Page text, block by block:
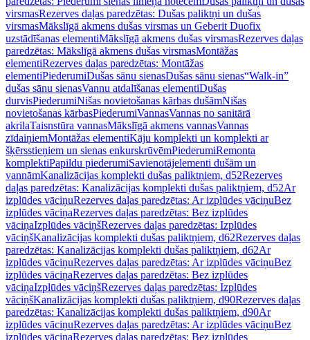
virsmasRezerves daļas paredzētas: Dušas paliktņi un dušas
virsmasMākslīgā akmens dušas virsmas un Geberit Duofix
uzstādīšanas elementiMākslīgā akmens dušas virsmasRezerves daļas
paredzētas: Mākslīgā akmens dušas virsmasMontāžas
elementiRezerves daļas paredzētas: Montāžas
elementiPiederumiDušas sānu sienasDušas sānu sienas“Walk-in”
dušas sānu sienasVannu atdalīšanas elementiDušas
durvisPiederumiNišas novietošanas kārbas dušāmNišas
novietošanas kārbasPiederumiVannasVannas no sanitārā
akrilaTaisnstūra vannasMākslīgā akmens vannasVannas
zīdaiņiemMontāžas elementiKāju komplekti un komplekti ar
šķērsstieņiem un sienas enkurskrūvēmPiederumiRemonta
komplektiPapildu piederumiSavienotājelementi dušām un
vannāmKanalizācijas komplekti dušas paliktņiem, d52Rezerves
daļas paredzētas: Kanalizācijas komplekti dušas paliktņiem, d52Ar
izplūdes vāciņuRezerves daļas paredzētas: Ar izplūdes vāciņuBez
izplūdes vāciņaRezerves daļas paredzētas: Bez izplūdes
vāciņaIzplūdes vāciņšRezerves daļas paredzētas: Izplūdes
vāciņšKanalizācijas komplekti dušas paliktņiem, d62Rezerves daļas
paredzētas: Kanalizācijas komplekti dušas paliktņiem, d62Ar
izplūdes vāciņuRezerves daļas paredzētas: Ar izplūdes vāciņuBez
izplūdes vāciņaRezerves daļas paredzētas: Bez izplūdes
vāciņaIzplūdes vāciņšRezerves daļas paredzētas: Izplūdes
vāciņšKanalizācijas komplekti dušas paliktņiem, d90Rezerves daļas
paredzētas: Kanalizācijas komplekti dušas paliktņiem, d90Ar
izplūdes vāciņuRezerves daļas paredzētas: Ar izplūdes vāciņuBez
izplūdes vāciņaRezerves daļas paredzētas: Bez izplūdes